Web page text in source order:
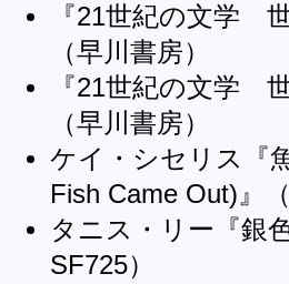
『21世紀の文学
（早川書房）
『21世紀の文学
（早川書房）
ケイ・シセリス『
Fish Came Out)』
タニス・リー『銀
SF725）